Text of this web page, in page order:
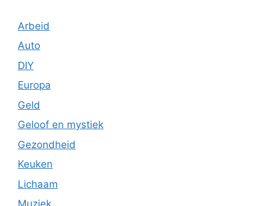
Arbeid
Auto
DIY
Europa
Geld
Geloof en mystiek
Gezondheid
Keuken
Lichaam